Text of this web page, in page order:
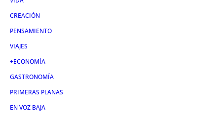
CREACIÓN
PENSAMIENTO
VIAJES
+ECONOMÍA
GASTRONOMÍA
PRIMERAS PLANAS
EN VOZ BAJA